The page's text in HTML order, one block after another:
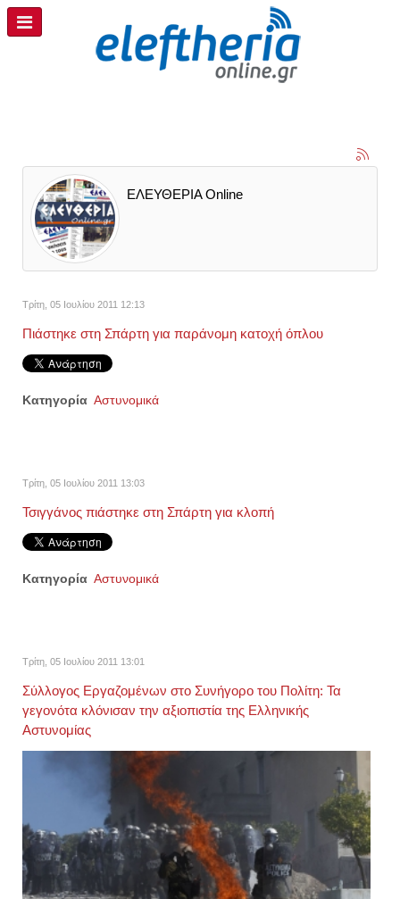
ΕΛΕΥΘΕΡΙΑ Online
Τρίτη, 05 Ιουλίου 2011 12:13
Πιάστηκε στη Σπάρτη για παράνομη κατοχή όπλου
Κατηγορία Αστυνομικά
Τρίτη, 05 Ιουλίου 2011 13:03
Τσιγγάνος πιάστηκε στη Σπάρτη για κλοπή
Κατηγορία Αστυνομικά
Τρίτη, 05 Ιουλίου 2011 13:01
Σύλλογος Εργαζομένων στο Συνήγορο του Πολίτη: Τα
γεγονότα κλόνισαν την αξιοπιστία της Ελληνικής
Αστυνομίας